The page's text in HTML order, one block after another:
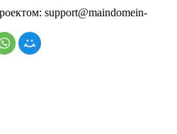
support@maindomein-